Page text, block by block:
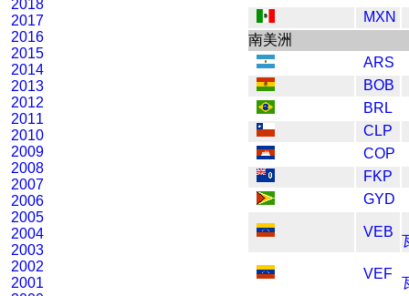
2018
2017
2016
2015
2014
2013
2012
2011
2010
2009
2008
2007
2006
2005
2004
2003
2002
2001
MXN
南美洲
ARS
BOB
BRL
CLP
COP
FKP
GYD
VEB
VEF